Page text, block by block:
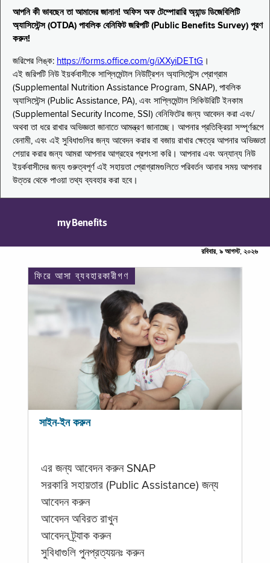
আপনি কী ভাবছেন তা আমাদের জানান! অফিস অফ টেম্পোরারি অ্যান্ড ডিজেবিলিটি
অ্যাসিস্টেন্স (OTDA) পাবলিক বেনিফিট জরিপটি (Public Benefits Survey) পূরণ
করুন!
জরিপের লিঙ্ক: https://forms.office.com/g/iXXyiDETtG ।
এই জরিপটি নিউ ইয়র্কবাসীকে সাপ্লিমেন্টাল নিউট্রিশন অ্যাসিস্টেন্স প্রোগ্রাম
(Supplemental Nutrition Assistance Program, SNAP), পাবলিক
অ্যাসিস্টেন্স (Public Assistance, PA), এবং সাপ্লিমেন্টাল সিকিউরিটি ইনকাম
(Supplemental Security Income, SSI) বেনিফিটের জন্য আবেদন করা এবং/
অথবা তা ধরে রাখার অভিজ্ঞতা জানাতে আমন্ত্রণ জানাচ্ছে। আপনার প্রতিক্রিয়া সম্পূর্ণরূপে
বেনামী, এবং এই সুবিধাগুলির জন্য আবেদন করার বা বজায় রাখার ক্ষেত্রে আপনার অভিজ্ঞতা
শেয়ার করার জন্য আমরা আপনার আগ্রহের প্রশংসা করি। আপনার এবং অন্যান্য নিউ
ইয়র্কবাসীদের জন্য গুরুত্বপূর্ণ এই সহায়তা প্রোগ্রামগুলিতে পরিবর্তন আনার সময় আপনার
উত্তর থেকে পাওয়া তথ্য ব্যবহার করা হবে।
myBenefits
রবিবার, ৯ আগস্ট, ২০২৬
ফিরে আসা ব্যবহারকারীগণ
সাইন-ইন করুন
এর জন্য আবেদন করুন SNAP
সরকারি সহায়তার (Public Assistance) জন্য
আবেদন করুন
আবেদন অবিরত রাখুন
আবেদন ট্র্যাক করুন
সুবিধাগুলি পুনপ্রত্যয়নঃ করুন